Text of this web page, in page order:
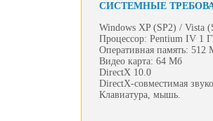
СИСТЕМНЫЕ
Windows XP (SP2) / Vista
Процессор: Pentium IV 1
Оперативная память: 512
Видео карта: 64 Мб
DirectX 10.0
DirectX-совместимая
Клавиатура, мышь.